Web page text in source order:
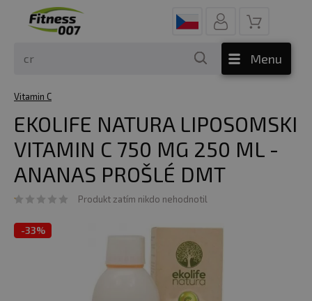
Menu
Vitamin C
EKOLIFE NATURA LIPOSOMSKI
VITAMIN C 750 MG 250 ML -
ANANAS PROŠLÉ DMT
Produkt zatím nikdo nehodnotil
-33%